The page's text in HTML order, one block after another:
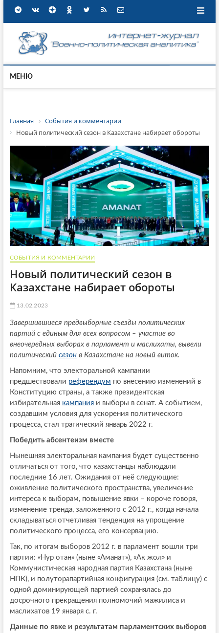
МЕНЮ
Главная
События и комментарии
Новый политический сезон в Казахстане набирает обороты
СОБЫТИЯ И КОММЕНТАРИИ
Новый политический сезон в
Казахстане набирает обороты
13.02.2023
Завершившиеся предвыборные съезды политических
партий с единым для всех вопросом – участие во
внеочередных выборах в парламент и маслихаты, вывели
политический сезонв Казахстане на новый виток.
Напомним, что электоральной кампании
предшествовали референдум по внесению изменений в
Конституцию страны, а также президентская
избирательная кампанияи выборы в сенат. А событием,
создавшим условия для ускорения политического
процесса, стал трагический январь 2022 г.
Победить абсентеизм вместе
Нынешняя электоральная кампания будет существенно
отличаться от того, что казахстанцы наблюдали
последние 16 лет. Ожидания от неё следующие:
оживление политического пространства, увеличение
интереса к выборам, повышение явки – короче говоря,
изменение тренда, заложенного с 2012 г., когда начала
складываться отчетливая тенденция на упрощение
политического процесса, его консервацию.
Так, по итогам выборов 2012 г. в парламент вошли три
партии: «Нур отан» (ныне «Аманат»), «Ак жол» и
Коммунистическая народная партия Казахстана (ныне
НПК), и полуторапартийная конфигурация (см. таблицу) с
одной доминирующей партией сохранялась до
досрочного прекращения полномочий мажилиса и
маслихатов 19 января с. г.
Данные по явке и результатам парламентских выборов